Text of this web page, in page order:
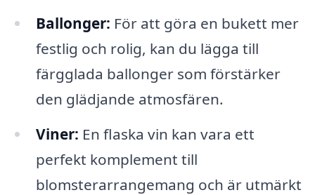
Ballonger: För att göra en bukett mer
festlig och rolig, kan du lägga till
färgglada ballonger som förstärker
den glädjande atmosfären.
Viner: En flaska vin kan vara ett
perfekt komplement till
blomsterarrangemang och är utmärkt